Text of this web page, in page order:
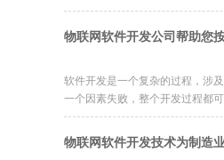
物联网软件开发公司帮助您
软件开发是一个复杂的过程，涉
一个因素失败，整个开发过程都
物联网软件开发技术为制造